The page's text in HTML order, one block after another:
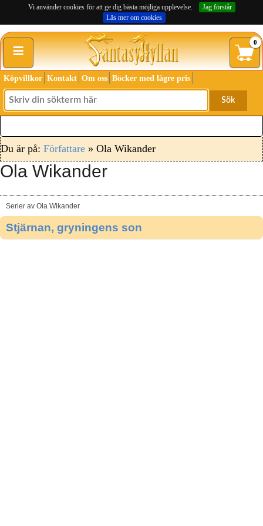
Vi använder cookies för att ge dig bästa möjliga upplevelse.
Jag förstår
Läs mer om cookies
≡ 0
Köpvillkor Kontakt Om oss Böcker med lägre pris
Sök
Du är på: Författare » Ola Wikander
Ola Wikander
Serier av Ola Wikander
Stjärnan, gryningens son